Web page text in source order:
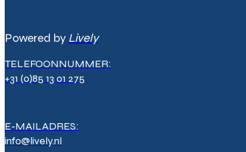
Powered by Lively
TELEFOONNUMMER:
+31 (0)85 13 01 275
E-MAILADRES:
info@lively.nl